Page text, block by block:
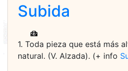
Subida
1. Toda pieza que está más
natural. (V. Alzada). (+ info